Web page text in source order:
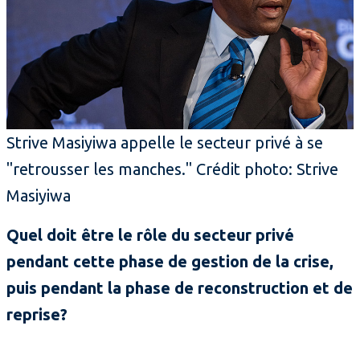
Strive Masiyiwa appelle le secteur privé à se
"retrousser les manches." Crédit photo: Strive
Masiyiwa
Quel doit être le rôle du secteur privé
pendant cette phase de gestion de la crise,
puis pendant la phase de reconstruction et de
reprise?